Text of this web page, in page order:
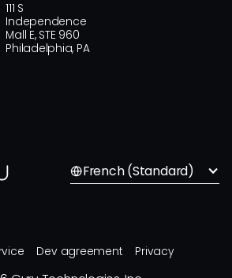
111 S
Independence
Mall E, STE 960
Philadelphia, PA
French (Standard)
Dev agreement Privacy